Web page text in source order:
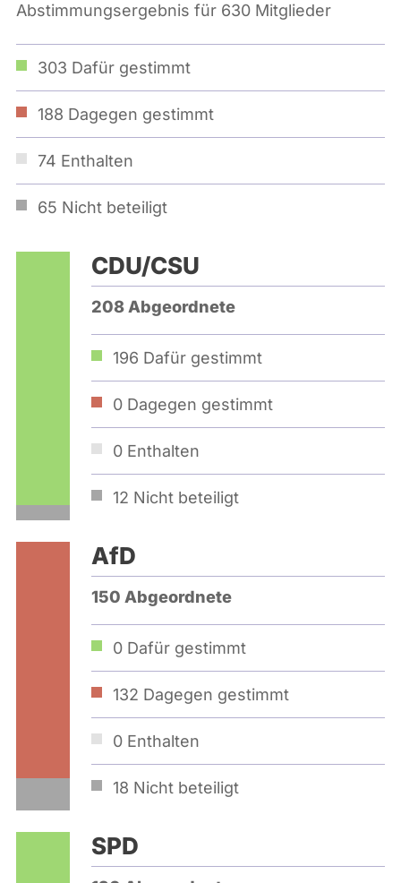
Abstimmungsergebnis für 630 Mitglieder
303 Dafür gestimmt
188 Dagegen gestimmt
74 Enthalten
65 Nicht beteiligt
CDU/CSU
208 Abgeordnete
196 Dafür gestimmt
0 Dagegen gestimmt
0 Enthalten
12 Nicht beteiligt
AfD
150 Abgeordnete
0 Dafür gestimmt
132 Dagegen gestimmt
0 Enthalten
18 Nicht beteiligt
SPD